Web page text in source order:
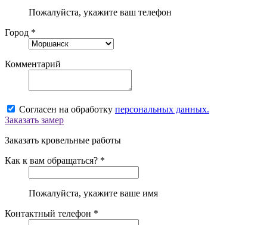
Пожалуйста, укажите ваш телефон
Город *
Комментарий
Согласен на обработку персональных данных.
Заказать замер
Заказать кровельные работы
Как к вам обращаться? *
Пожалуйста, укажите ваше имя
Контактный телефон *